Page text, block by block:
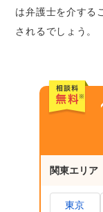
は弁護士を介する
されるでしょう。
関東エリア
東京